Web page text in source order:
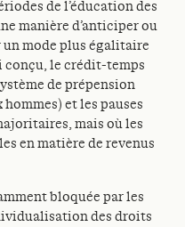
de l’éducation des
manière d’anticiper ou
un mode plus égalitaire
conçu, le crédit-temps
de prépension
et les pauses
mais où les
en matière de revenus
bloquée par les
des droits